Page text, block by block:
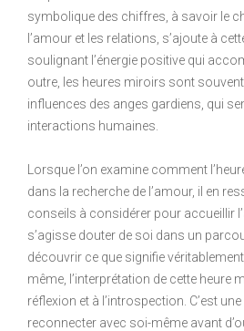
symbolique des chiffres, à savoir le
l’amour et les relations, s’ajoute à
soulignant l’énergie positive qui
outre, les heures miroirs sont
influences des anges gardiens, qui
interactions humaines.
Lorsque l’on examine comment
dans la recherche de l’amour, il en
conseils à considérer pour accueillir
s’agisse douter de soi dans un
découvrir ce que signifie
même, l’interprétation de cette heure
réflexion et à l’introspection. C’est
reconnecter avec soi-même avant